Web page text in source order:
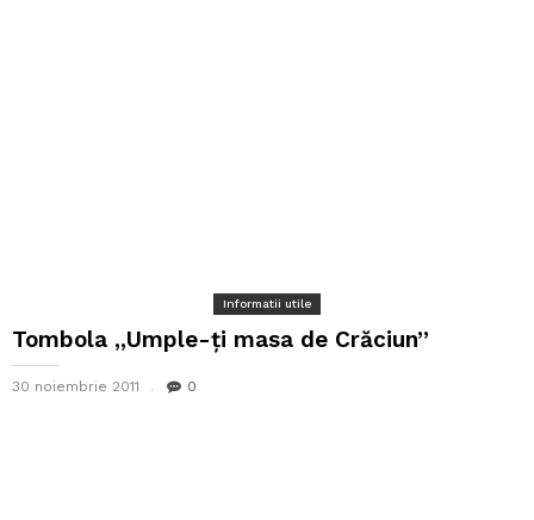
Informatii utile
Tombola ,,Umple-ți masa de Crăciun”
30 noiembrie 2011 0